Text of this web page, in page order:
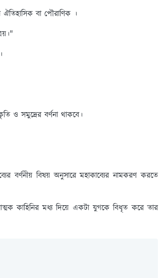
বা পৌরাণিক ।
ও সমুদ্রের বর্ণনা থাকবে।
বর্ণনীয় বিষয় অনুসারে মহাকাব্যের নামকরণ করতে
কাহিনির মধ্য দিয়ে একটা যুগকে বিধৃত করে তার